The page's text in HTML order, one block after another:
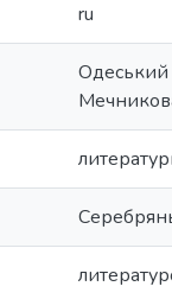
ru
Одеський